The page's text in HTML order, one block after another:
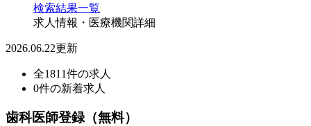
検索結果一覧
求人情報・医療機関詳細
2026.06.22更新
全1811件の求人
0件の新着求人
歯科医師登録（無料）